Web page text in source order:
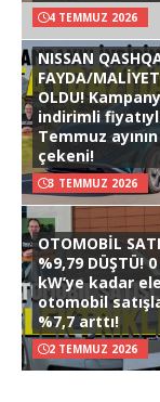
4 TEMMUZ 2026
NISSAN
FAYDA/
OLDU!
indirimli
Temmuz
çekeni!
3 TEMMUZ 2026
OTOMOBİL
%9,79 DÜŞTÜ!
kW’ye kadar
otomobil
%7,7 arttı!
2 TEMMUZ 2026